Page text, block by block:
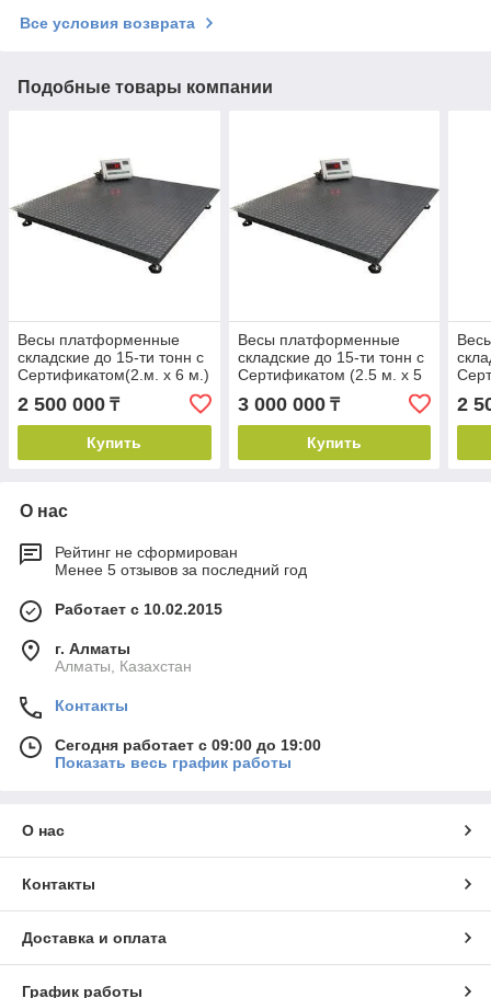
Все условия возврата
Подобные товары компании
Весы платформенные
складские до 15-ти тонн с
Сертификатом(2.м. х 6 м.)
2 500 000 ₸
Купить
Весы платформенные
складские до 15-ти тонн с
Сертификатом (2.5 м. х 5
3 000 000₸
Купить
2
О нас
Рейтинг не сформирован
Менее 5 отзывов за последний год
Работает с 10.02.2015
г. Алматы
Алматы, Казахстан
Контакты
Сегодня работает с 09:00 до 19:00
Показать весь график работы
О нас
Контакты
Доставка и оплата
График работы